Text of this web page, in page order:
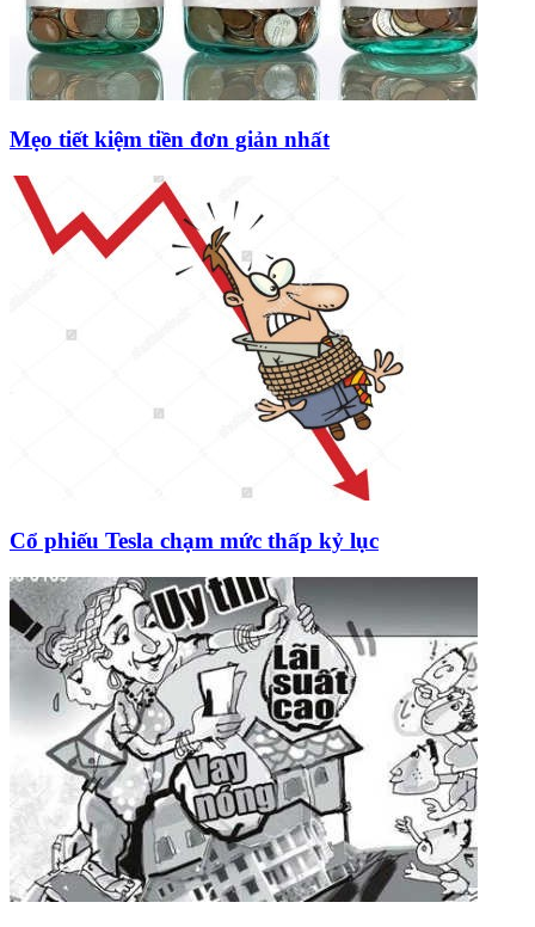
Mẹo tiết kiệm tiền đơn giản nhất
Cổ phiếu Tesla chạm mức thấp kỷ lục